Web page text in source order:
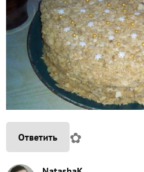
Ответить ✿